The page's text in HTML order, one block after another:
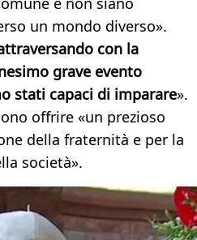
un mondo diverso».
con la
grave evento
stati capaci di imparare».
offrire «un prezioso
della fraternità e per la
società».